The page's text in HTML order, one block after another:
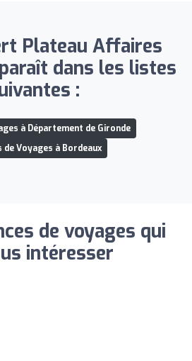
Plateau Affaires
dans les listes
:
à Département de Gironde
de Voyages à Bordeaux
de voyages qui
intéresser